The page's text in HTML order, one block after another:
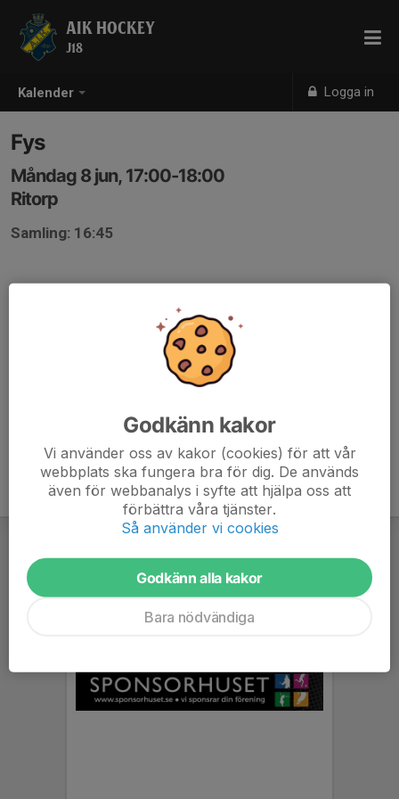
Kalender Logga in
AIK HOCKEY
J18
Fys
Måndag 8 jun, 17:00-18:00
Ritorp
Samling: 16:45
Godkänn kakor
Vi använder oss av kakor (cookies) för att vår
webbplats ska fungera bra för dig. De används
även för webbanalys i syfte att hjälpa oss att
förbättra våra tjänster.
Så använder vi cookies
Godkänn alla kakor
Bara nödvändiga